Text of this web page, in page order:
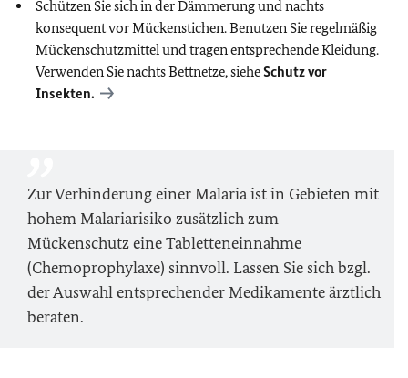
Schützen Sie sich in der Dämmerung und nachts
konsequent vor Mückenstichen. Benutzen Sie regelmäßig
Mückenschutzmittel und tragen entsprechende Kleidung.
Verwenden Sie nachts Bettnetze, sieheSchutz vor
Insekten.
Zur Verhinderung einer Malaria ist in Gebieten mit
hohem Malariarisiko zusätzlich zum
Mückenschutz eine Tabletteneinnahme
(Chemoprophylaxe) sinnvoll. Lassen Sie sich bzgl.
der Auswahl entsprechender Medikamente ärztlich
beraten.